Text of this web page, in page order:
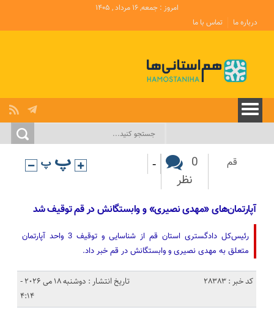
امروز : جمعه, ۱۶ مرداد , ۱۴۰۵
درباره ما
تماس با ما
قم
0
نظر
-
آپارتمان‌های «مهدی نصیری» و وابستگانش در قم توقیف شد
رئیس‌کل دادگستری استان قم از شناسایی و توقیف 3 واحد آپارتمان
متعلق به مهدی نصیری و وابستگانش در قم خبر داد.
کد خبر : 28383
تاریخ انتشار : دوشنبه 18 می 2026 -
4:14